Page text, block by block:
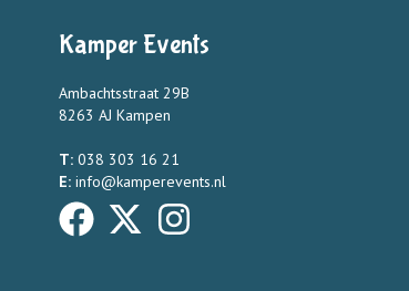
Kamper Events
Ambachtsstraat 29B
8263 AJ Kampen
T: 038 303 16 21
E: info@kamperevents.nl